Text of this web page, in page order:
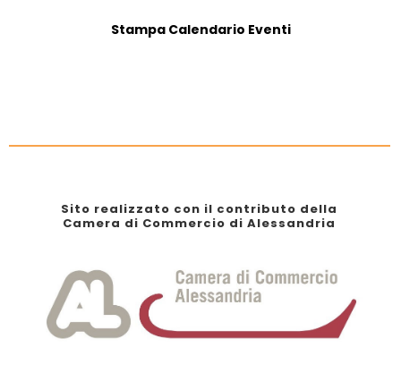
Stampa Calendario Eventi
Sito realizzato con il contributo della
Camera di Commercio di Alessandria